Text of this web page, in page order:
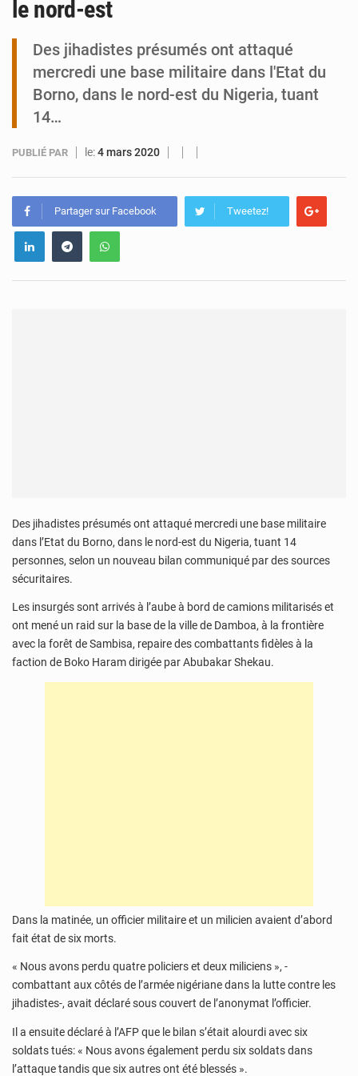
le nord-est
Des jihadistes présumés ont attaqué
mercredi une base militaire dans l'Etat du
Borno, dans le nord-est du Nigeria, tuant
14…
PUBLIÉ PAR le:4 mars 2020
Partager sur Facebook Tweetez!
Des jihadistes présumés ont attaqué mercredi une base militaire
dans l’Etat du Borno, dans le nord-est du Nigeria, tuant 14
personnes, selon un nouveau bilan communiqué par des sources
sécuritaires.
Les insurgés sont arrivés à l’aube à bord de camions militarisés et
ont mené un raid sur la base de la ville de Damboa, à la frontière
avec la forêt de Sambisa, repaire des combattants fidèles à la
faction de Boko Haram dirigée par Abubakar Shekau.
Dans la matinée, un officier militaire et un milicien avaient d’abord
fait état de six morts.
« Nous avons perdu quatre policiers et deux miliciens », -
combattant aux côtés de l’armée nigériane dans la lutte contre les
jihadistes-, avait déclaré sous couvert de l’anonymat l’officier.
Il a ensuite déclaré à l’AFP que le bilan s’était alourdi avec six
soldats tués: « Nous avons également perdu six soldats dans
l’attaque tandis que six autres ont été blessés ».